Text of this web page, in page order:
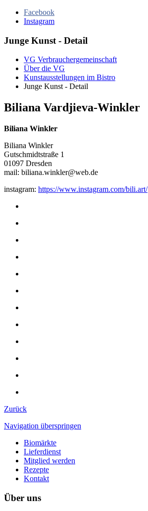
Facebook
Instagram
Junge Kunst - Detail
VG Verbrauchergemeinschaft
Über die VG
Kunstausstellungen im Bistro
Junge Kunst - Detail
Biliana Vardjieva-Winkler
Biliana Winkler
Biliana Winkler
Gutschmidtstraße 1
01097 Dresden
mail: biliana.winkler@web.de
instagram: https://www.instagram.com/bili.art/
Zurück
Navigation überspringen
Biomärkte
Lieferdienst
Mitglied werden
Rezepte
Kontakt
Über uns